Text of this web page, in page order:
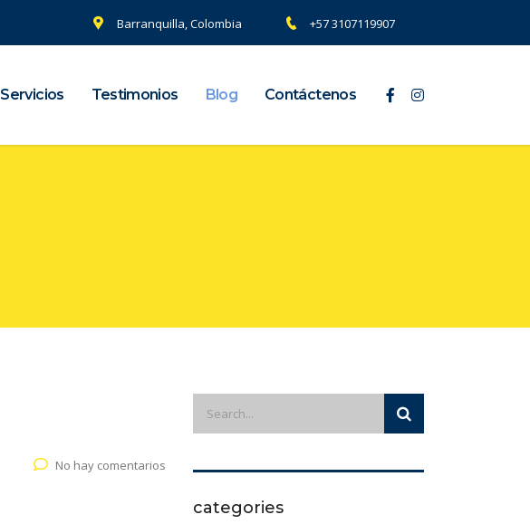
Barranquilla, Colombia +57 3107119907
Servicios Testimonios Blog Contáctenos
No hay comentarios
categories